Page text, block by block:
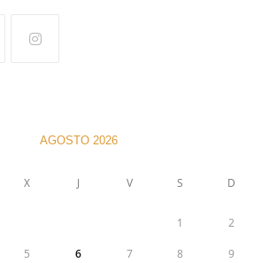
AGOSTO 2026
X J V S D
1 2
5 6 7 8 9